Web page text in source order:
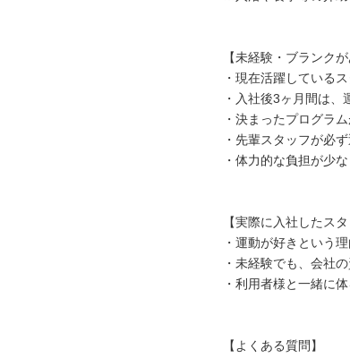
【未経験・ブランク
・現在活躍している
・入社後3ヶ月間は、
・決まったプログラ
・先輩スタッフが必
・体力的な負担が少
【実際に入社したスタ
・運動が好きという
・未経験でも、会社
・利用者様と一緒に
【よくある質問】